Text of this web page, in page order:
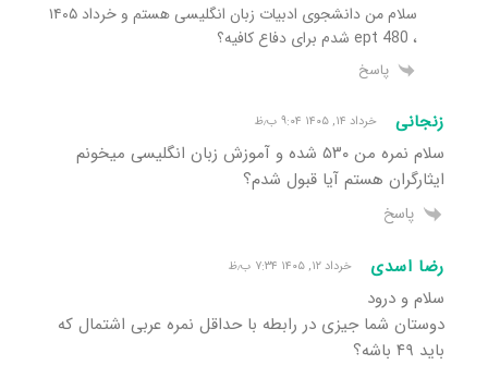
سلام من دانشجوی ادبیات زبان انگلیسی هستم و خرداد ۱۴۰۵
، ept 480 شدم برای دفاع کافیه؟
پاسخ
زنجانی خرداد ۱۴, ۱۴۰۵ ۹:۰۴ ب٫ظ
سلام نمره من ۵۳۰ شده و آموزش زبان انگلیسی میخونم
ایثارگران هستم آیا قبول شدم؟
پاسخ
رضا اسدی خرداد ۱۲, ۱۴۰۵ ۷:۳۴ ب٫ظ
سلام و درود
دوستان شما جیزی در رابطه با حداقل نمره عربی اشتمال که
باید ۴۹ باشه؟